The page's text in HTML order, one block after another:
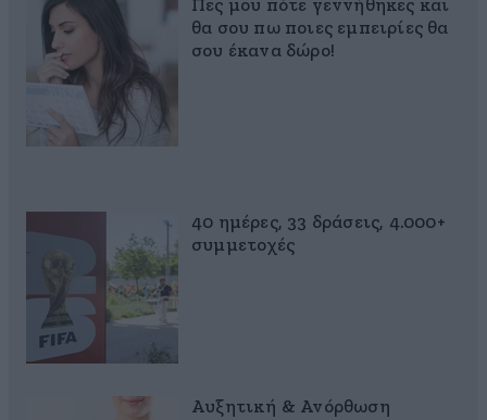
Πες μου πότε γεννήθηκες και
θα σου πω ποιες εμπειρίες θα
σου έκανα δώρο!
40 ημέρες, 33 δράσεις, 4.000+
συμμετοχές
Αυξητική & Ανόρθωση